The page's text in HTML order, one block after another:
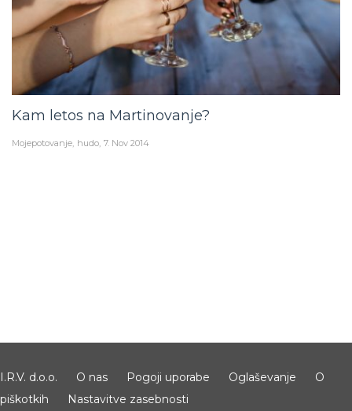
Kam letos na Martinovanje?
Mojepotovanje hudo 7. Nov 2014
I.R.V. d.o.o. O nas Pogoji uporabe Oglaševanje
O
piškotkih
Nastavitve zasebnosti